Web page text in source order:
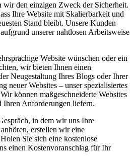
den einzigen Zweck der Sicherheit.
Ihre Website mit Skalierbarkeit und
Stand bleibt. Unsere Kunden
unserer nahtlosen Arbeitsweise
Website wünschen oder ein
wir bieten Ihnen einen
Neugestaltung Ihres Blogs oder Ihrer
neuer Websites – unser spezialisiertes
können maßgeschneiderte Websites
Ihren Anforderungen liefern.
in dem wir uns Ihre
erstellen wir eine
Sie sich eine kostenlose
einen Kostenvoranschlag für Ihr